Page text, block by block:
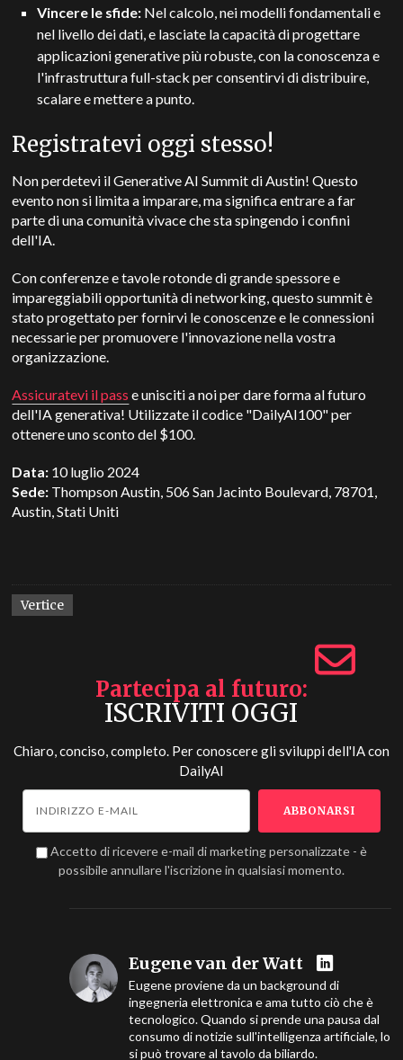
Vincere le sfide: Nel calcolo, nei modelli fondamentali e
nel livello dei dati, e lasciate la capacità di progettare
applicazioni generative più robuste, con la conoscenza e
l'infrastruttura full-stack per consentirvi di distribuire,
scalare e mettere a punto.
Registratevi oggi stesso!
Non perdetevi il Generative AI Summit di Austin! Questo
evento non si limita a imparare, ma significa entrare a far
parte di una comunità vivace che sta spingendo i confini
dell'IA.
Con conferenze e tavole rotonde di grande spessore e
impareggiabili opportunità di networking, questo summit è
stato progettato per fornirvi le conoscenze e le connessioni
necessarie per promuovere l'innovazione nella vostra
organizzazione.
Assicuratevi il pass e unisciti a noi per dare forma al futuro
dell'IA generativa! Utilizzate il codice "DailyAI100" per
ottenere uno sconto del $100.
Data: 10 luglio 2024
Sede: Thompson Austin, 506 San Jacinto Boulevard, 78701,
Austin, Stati Uniti
Vertice
Partecipa al futuro
ISCRIVITI OGGI
Chiaro, conciso, completo. Per conoscere gli sviluppi dell'IA con
DailyAI
Accetto di ricevere e-mail di marketing personalizzate - è
possibile annullare l'iscrizione in qualsiasi momento.
Eugene van der Watt
Eugene proviene da un background di
ingegneria elettronica e ama tutto ciò che è
tecnologico. Quando si prende una pausa dal
consumo di notizie sull'intelligenza artificiale, lo
si può trovare al tavolo da biliardo.